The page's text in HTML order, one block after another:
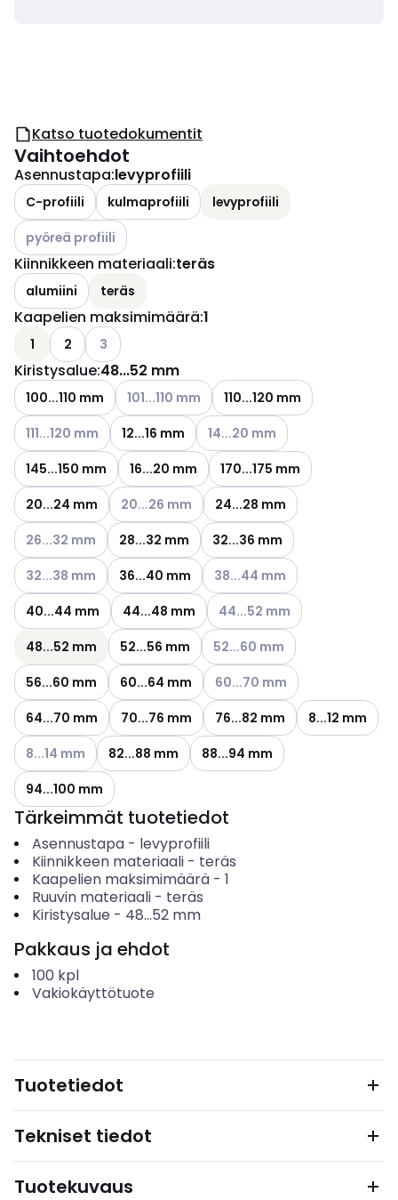
Katso tuotedokumentit
Vaihtoehdot
Asennustapa:levyprofiili
C-profiili kulmaprofiili
levyprofiili
Katso käytettävissä olevat vaihtoehdot
pyöreä profiili
Kiinnikkeen materiaali:teräs
alumiini teräs
Kaapelien maksimimäärä:1
1 2 Katso käytettävissä olevat vaihtoehdot
3
Kiristysalue:48...52 mm
100...110 mm Katso käytettävissä olevat vaihtoehdot
101...110 mm
110...120 mm
Katso käytettävissä olevat vaihtoehdot
111...120 mm 12...16 mm Katso käytettävissä olevat
14...20 mm
145...150 mm
16...20 mm
170...175 mm
20...24 mm
Katso käytettävissä olevat vaihtoehdot
20...26 mm
24...28 mm
Katso käytettävissä olevat vaihtoehdot
26...32 mm 28...32 mm
32...36 mm
Katso käytettävissä olevat vaihtoehdot
32...38 mm 36...40 mm Katso käytettävissä olevat
38...44 mm
40...44 mm
44...48 mm Katso käytettävissä olevat
44...52 mm
48...52 mm
52...56 mm Katso käytettävissä olevat
52...60 mm
56...60 mm
60...64 mm Katso käytettävissä olevat
60...70 mm
64...70 mm
70...76 mm 76...82 mm
8...12 mm
Katso käytettävissä olevat vaihtoehdot
8...14 mm 82...88 mm
88...94 mm
94...100 mm
Tärkeimmät tuotetiedot
Asennustapa- levyprofiili
Kiinnikkeen materiaali- teräs
Kaapelien maksimimäärä- 1
Ruuvin materiaali- teräs
Kiristysalue - 48...52 mm
Pakkaus ja ehdot
100 kpl
Vakiokäyttötuote
Tuotetiedot
Tekniset tiedot
Tuotekuvaus